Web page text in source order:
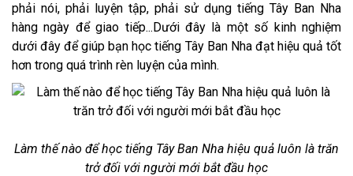
phải nói, phải luyện tập, phải sử dụng tiếng Tây Ban Nha
hàng ngày để giao tiếp...Dưới đây là một số kinh nghiệm
dưới đây để giúp bạn học tiếng Tây Ban Nha đạt hiệu quả tốt
hơn trong quá trình rèn luyện của mình.
Làm thế nào để học tiếng Tây Ban Nha hiệu quả luôn là trăn
trở đối với người mới bắt đầu học